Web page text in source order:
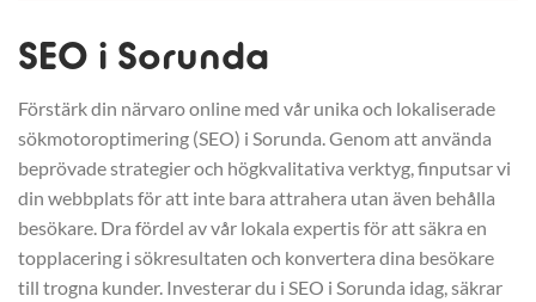
SEO i Sorunda
Förstärk din närvaro online med vår unika och lokaliserade
sökmotoroptimering (SEO) i Sorunda. Genom att använda
beprövade strategier och högkvalitativa verktyg, finputsar vi
din webbplats för att inte bara attrahera utan även behålla
besökare. Dra fördel av vår lokala expertis för att säkra en
topplacering i sökresultaten och konvertera dina besökare
till trogna kunder. Investerar du i SEO i Sorunda idag, säkrar